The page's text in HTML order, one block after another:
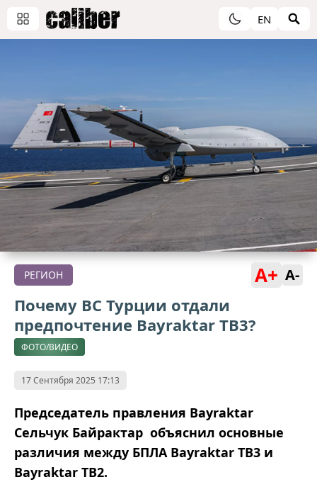
EN
РЕГИОН A+ A-
Почему ВС Турции отдали
предпочтение Bayraktar TB3?
ФОТО/ВИДЕО
17 Сентября 2025 17:13
Председатель правления Bayraktar
Сельчук Байрактар ​​ объяснил основные
различия между БПЛА Bayraktar TB3 и
Bayraktar TB2.